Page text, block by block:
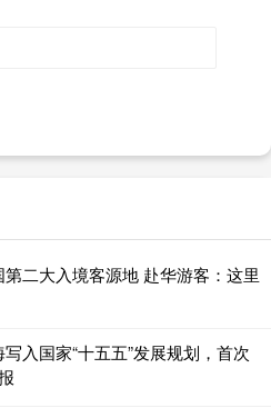
二大入境客源地 赴华游客：这里
入国家“十五五”发展规划，首次